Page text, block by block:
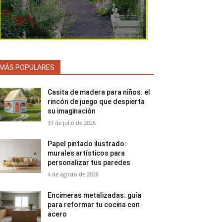
MÁS POPULARES
Casita de madera para niños: el
rincón de juego que despierta
su imaginación
31 de julio de 2026
Papel pintado ilustrado:
murales artísticos para
personalizar tus paredes
4 de agosto de 2026
Encimeras metalizadas: guía
para reformar tu cocina con
acero